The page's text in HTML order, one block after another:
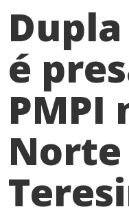
é
PMPI
Norte